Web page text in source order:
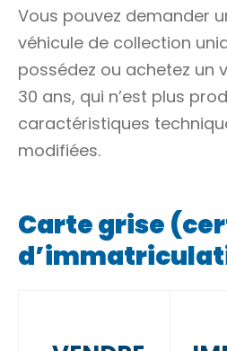
Vous pouvez demander
véhicule de collection
possédez ou achetez un
30 ans, qui n’est plus
caractéristiques
modifiées.
Carte grise